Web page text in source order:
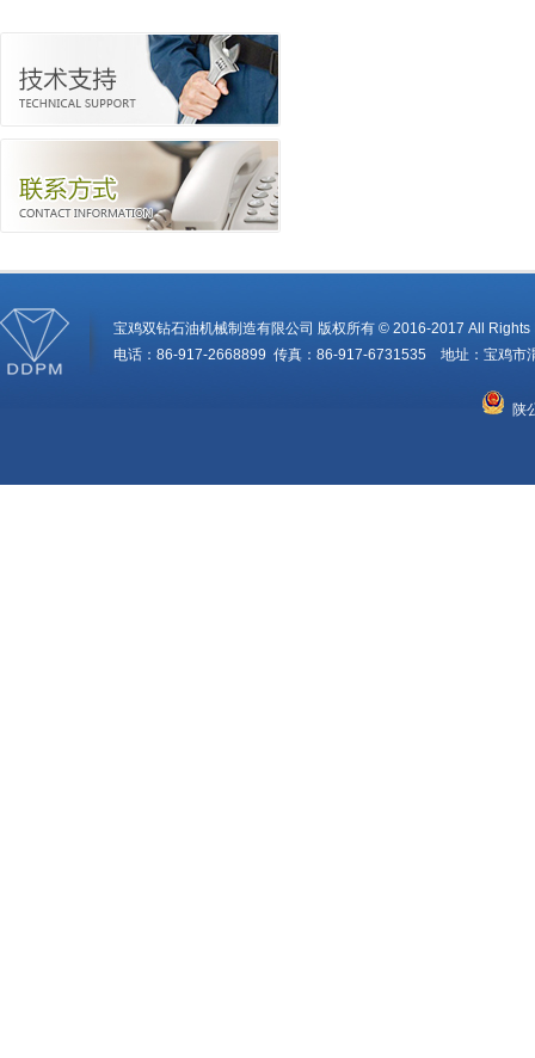
宝鸡双钻石油机械制造有限公司 版权所有 © 2016-2017 All
电话：86-917-2668899 传真：86-917-6731535 地址：宝鸡市
陕